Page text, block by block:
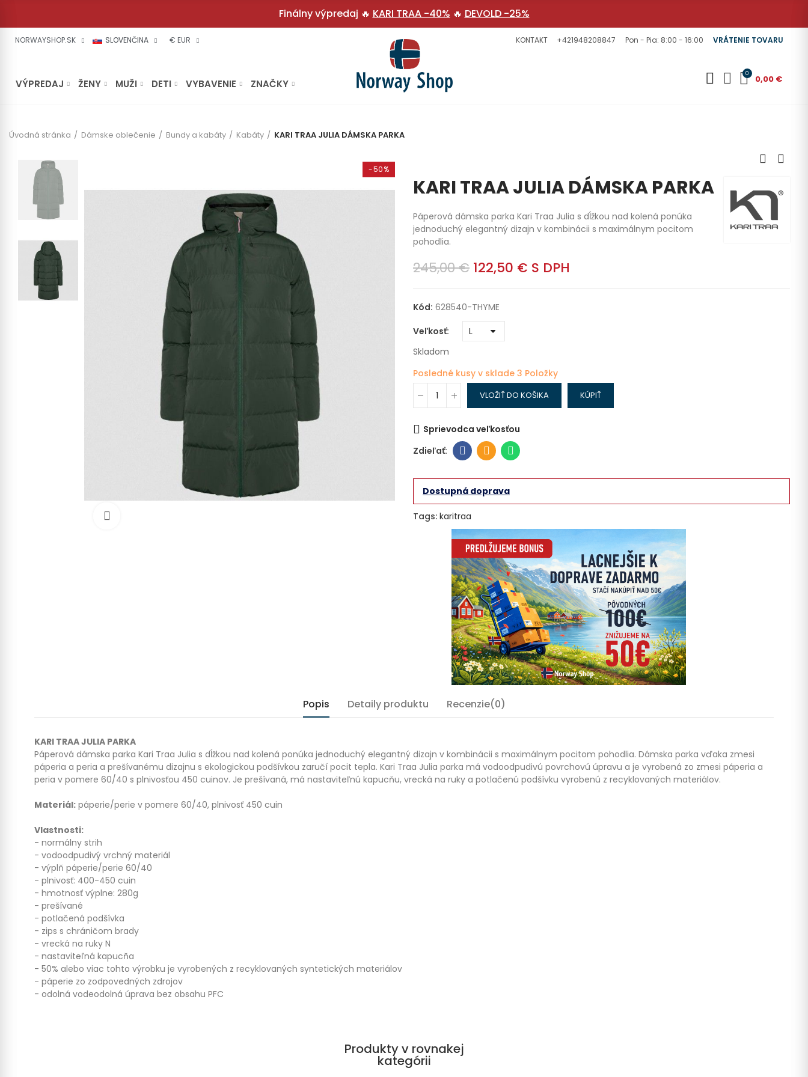
Finálny výpredaj 🔥 KARI TRAA -40% 🔥 DEVOLD -25%
NORWAYSHOP.SK SLOVENČINA € EUR KONTAKT +421948208847 Pon - Pia: 8:00 - 16:00 VRÁTENIE TOVARU
VÝPREDAJ ŽENY MUŽI DETI VYBAVENIE ZNAČKY
0 0,00 €
Úvodná stránka Dámske oblečenie Bundy a kabáty Kabáty KARI TRAA JULIA DÁMSKA PARKA
-50%
KARI TRAA JULIA DÁMSKA PARKA
Páperová dámska parka Kari Traa Julia s dĺžkou nad kolená ponúka
jednoduchý elegantný dizajn v kombinácii s maximálnym pocitom
pohodlia.
245,00 € 122,50 € S DPH
Kód: 628540-THYME
Veľkosť
Skladom
Posledné kusy v sklade 3 Položky
VLOŽIŤ DO KOŠIKA KÚPIŤ
Sprievodca veľkosťou
Dostupná doprava
Tags: karitraa
Popis Detaily produktu Recenzie(0)
KARI TRAA JULIA PARKA
Páperová dámska parka Kari Traa Julia s dĺžkou nad kolená ponúka jednoduchý elegantný dizajn v kombinácii s maximálnym pocitom pohodlia. Dámska parka vďaka zmesi
páperia a peria a prešívanému dizajnu s ekologickou podšívkou zaručí pocit tepla. Kari Traa Julia parka má vodoodpudivú povrchovú úpravu a je vyrobená zo zmesi páperia a
peria v pomere 60/40 s plnivosťou 450 cuinov. Je prešívaná, má nastaviteľnú kapucňu, vrecká na ruky a potlačenú podšívku vyrobenú z recyklovaných materiálov.
Materiál: páperie/perie v pomere 60/40, plnivosť 450 cuin
Vlastnosti:
- normálny strih
- vodoodpudivý vrchný materiál
- výplň páperie/perie 60/40
- plnivosť: 400-450 cuin
- hmotnosť výplne: 280g
- prešívané
- potlačená podšívka
- zips s chráničom brady
- vrecká na ruky N
- nastaviteľná kapucňa
- 50% alebo viac tohto výrobku je vyrobených z recyklovaných syntetických materiálov
- páperie zo zodpovedných zdrojov
- odolná vodeodolná úprava bez obsahu PFC
Produkty v rovnakej
kategórii